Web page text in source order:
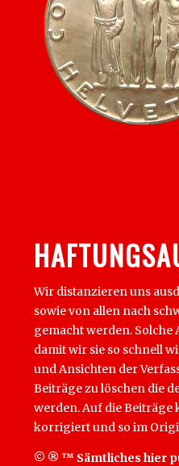
Wir distanzieren uns
sowie von allen nach
gemacht werden. Solche
damit wir sie so schnell
und Ansichten der
Beiträge zu löschen die
werden. Auf die
korrigiert und so im
© ® ™ Sämtliches hier